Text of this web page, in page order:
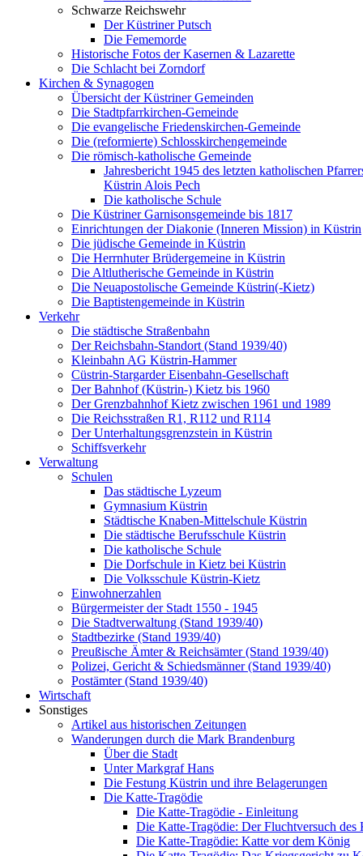
Schwarze Reichswehr
Der Küstriner Putsch
Die Fememorde
Historische Fotos der Kasernen & Lazarette
Die Schlacht bei Zorndorf
Kirchen & Synagogen
Übersicht der Küstriner Gemeinden
Die Stadtpfarrkirchen-Gemeinde
Die evangelische Friedenskirchen-Gemeinde
Die (reformierte) Schlosskirchengemeinde
Die römisch-katholische Gemeinde
Jahresbericht 1945 des letzten katholischen
Küstrin Alois Pech
Die katholische Schule
Die Küstriner Garnisonsgemeinde bis 1817
Einrichtungen der Diakonie (Inneren Mission) in Küstrin
Die jüdische Gemeinde in Küstrin
Die Herrnhuter Brüdergemeine in Küstrin
Die Altlutherische Gemeinde in Küstrin
Die Neuapostolische Gemeinde Küstrin(-Kietz)
Die Baptistengemeinde in Küstrin
Verkehr
Die städtische Straßenbahn
Der Reichsbahn-Standort (Stand 1939/40)
Kleinbahn AG Küstrin-Hammer
Cüstrin-Stargarder Eisenbahn-Gesellschaft
Der Bahnhof (Küstrin-) Kietz bis 1960
Der Grenzbahnhof Kietz zwischen 1961 und 1989
Die Reichsstraßen R1, R112 und R114
Der Unterhaltungsgrenzstein in Küstrin
Schiffsverkehr
Verwaltung
Schulen
Das städtische Lyzeum
Gymnasium Küstrin
Städtische Knaben-Mittelschule Küstrin
Die städtische Berufsschule Küstrin
Die katholische Schule
Die Dorfschule in Kietz bei Küstrin
Die Volksschule Küstrin-Kietz
Einwohnerzahlen
Bürgermeister der Stadt 1550 - 1945
Die Stadtverwaltung (Stand 1939/40)
Stadtbezirke (Stand 1939/40)
Preußische Ämter & Reichsämter (Stand 1939/40)
Polizei, Gericht & Schiedsmänner (Stand 1939/40)
Postämter (Stand 1939/40)
Wirtschaft
Sonstiges
Artikel aus historischen Zeitungen
Wanderungen durch die Mark Brandenburg
Über die Stadt
Unter Markgraf Hans
Die Festung Küstrin und ihre Belagerungen
Die Katte-Tragödie
Die Katte-Tragödie - Einleitung
Die Katte-Tragödie: Der Fluchtversuch des
Die Katte-Tragödie: Katte vor dem König